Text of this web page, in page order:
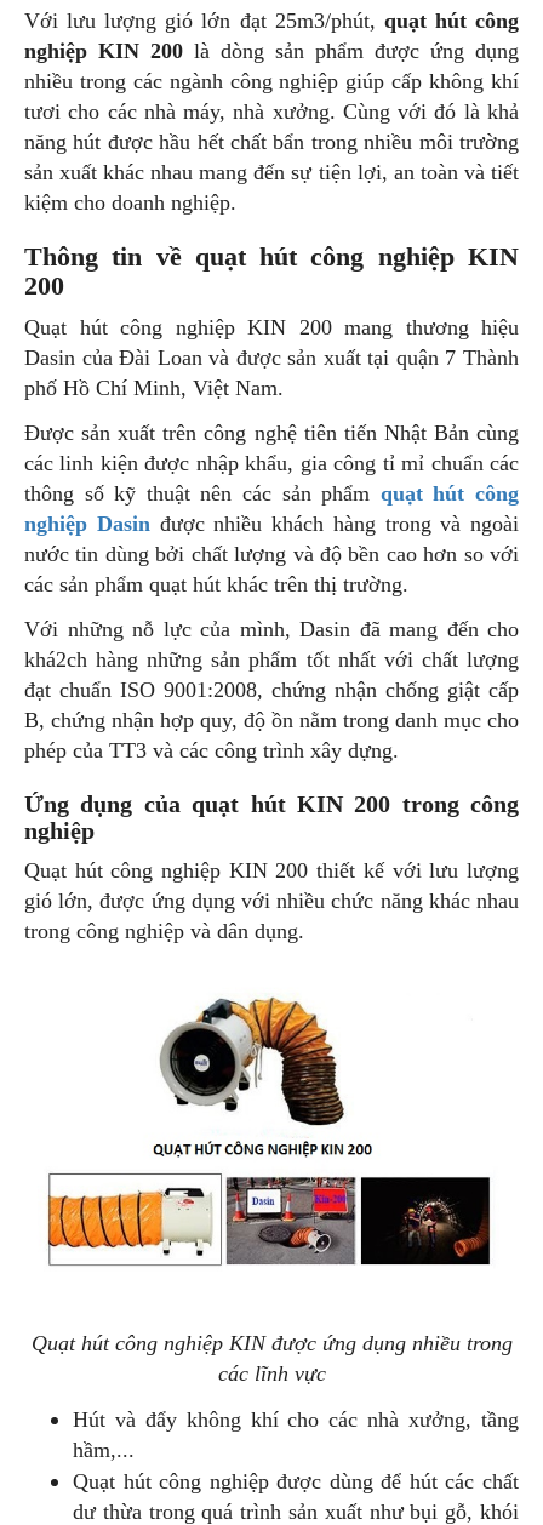
Với lưu lượng gió lớn đạt 25m3/phút, quạt hút công
nghiệp KIN 200 là dòng sản phẩm được ứng dụng
nhiều trong các ngành công nghiệp giúp cấp không khí
tươi cho các nhà máy, nhà xưởng. Cùng với đó là khả
năng hút được hầu hết chất bẩn trong nhiều môi trường
sản xuất khác nhau mang đến sự tiện lợi, an toàn và tiết
kiệm cho doanh nghiệp.
Thông tin về quạt hút công nghiệp KIN
200
Quạt hút công nghiệp KIN 200 mang thương hiệu
Dasin của Đài Loan và được sản xuất tại quận 7 Thành
phố Hồ Chí Minh, Việt Nam.
Được sản xuất trên công nghệ tiên tiến Nhật Bản cùng
các linh kiện được nhập khẩu, gia công tỉ mỉ chuẩn các
thông số kỹ thuật nên các sản phẩm quạt hút công
nghiệp Dasinđược nhiều khách hàng trong và ngoài
nước tin dùng bởi chất lượng và độ bền cao hơn so với
các sản phẩm quạt hút khác trên thị trường.
Với những nỗ lực của mình, Dasin đã mang đến cho
khá2ch hàng những sản phẩm tốt nhất với chất lượng
đạt chuẩn ISO 9001:2008, chứng nhận chống giật cấp
B, chứng nhận hợp quy, độ ồn nằm trong danh mục cho
phép của TT3 và các công trình xây dựng.
Ứng dụng của quạt hút KIN 200 trong công
nghiệp
Quạt hút công nghiệp KIN 200 thiết kế với lưu lượng
gió lớn, được ứng dụng với nhiều chức năng khác nhau
trong công nghiệp và dân dụng.
Quạt hút công nghiệp KIN được ứng dụng nhiều trong
các lĩnh vực
Hút và đẩy không khí cho các nhà xưởng, tầng
hầm,...
Quạt hút công nghiệp được dùng để hút các chất
dư thừa trong quá trình sản xuất như bụi gỗ, khói